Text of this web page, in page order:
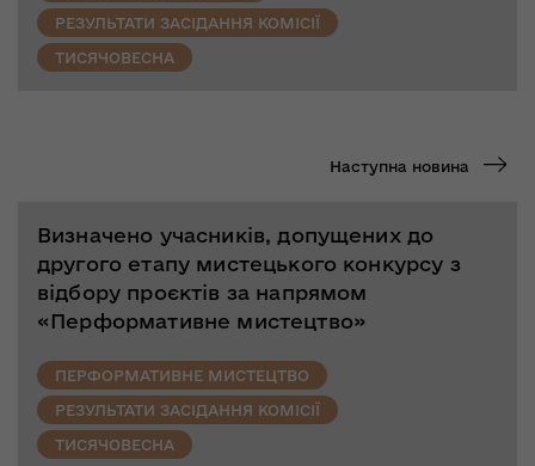
РЕЗУЛЬТАТИ ЗАСІДАННЯ КОМІСІЇ
ТИСЯЧОВЕСНА
Наступна новина
Визначено учасників, допущених до
другого етапу мистецького конкурсу з
відбору проєктів за напрямом
«Перформативне мистецтво»
ПЕРФОРМАТИВНЕ МИСТЕЦТВО
РЕЗУЛЬТАТИ ЗАСІДАННЯ КОМІСІЇ
ТИСЯЧОВЕСНА